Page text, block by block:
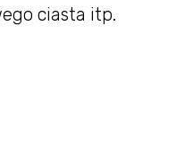
ciasta itp.